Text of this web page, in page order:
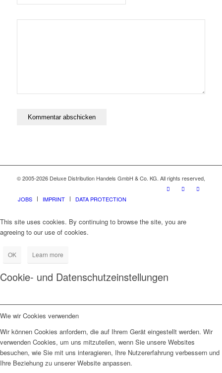
© 2005-2026 Deluxe Distribution Handels GmbH & Co. KG. All rights reserved,
JOBS IMPRINT DATA PROTECTION
This site uses cookies. By continuing to browse the site, you are
agreeing to our use of cookies.
OK Learn more
Cookie- und Datenschutzeinstellungen
Wie wir Cookies verwenden
Wir können Cookies anfordern, die auf Ihrem Gerät eingestellt werden. Wir
verwenden Cookies, um uns mitzuteilen, wenn Sie unsere Websites
besuchen, wie Sie mit uns interagieren, Ihre Nutzererfahrung verbessern und
Ihre Beziehung zu unserer Website anpassen.